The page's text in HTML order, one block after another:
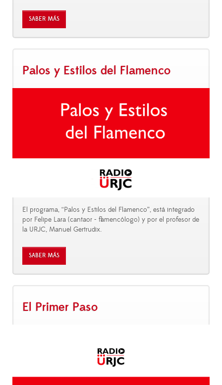
SABER MÁS
Palos y Estilos del Flamenco
El programa, “Palos y Estilos del Flamenco”, está integrado
por Felipe Lara (cantaor - flamencólogo) y por el profesor de
la URJC, Manuel Gertrudix.
SABER MÁS
El Primer Paso